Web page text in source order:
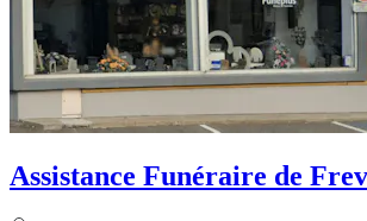
Assistance Funéraire de